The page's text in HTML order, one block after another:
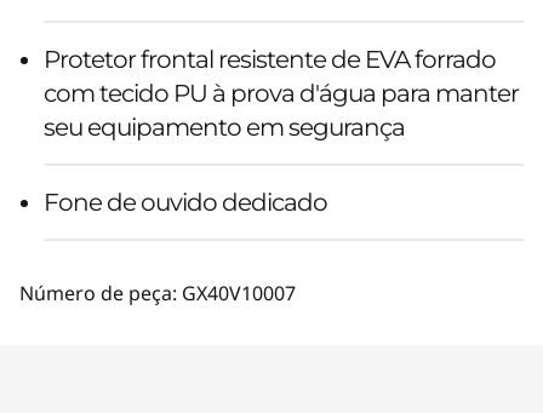
Protetor frontal resistente de EVA forrado
com tecido PU à prova d'água para manter
seu equipamento em segurança
Fone de ouvido dedicado
Número de peça: GX40V10007